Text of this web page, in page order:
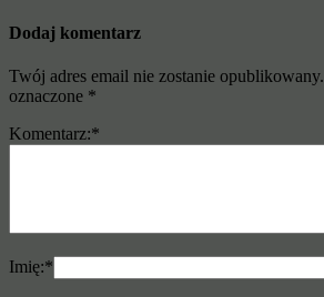
Dodaj komentarz
Twój adres email nie zostanie opublikowany.
oznaczone *
Komentarz:*
Imię:*